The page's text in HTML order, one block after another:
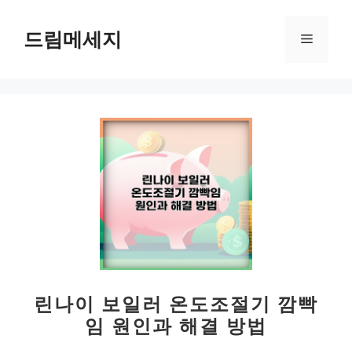
드림메세지 메
린나이 보일러 온도조절기 깜빡
임 원인과 해결 방법